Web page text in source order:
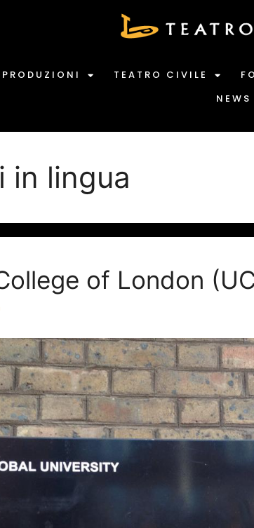
PRODUZIONI TEATRO CIVILE
in lingua
of London